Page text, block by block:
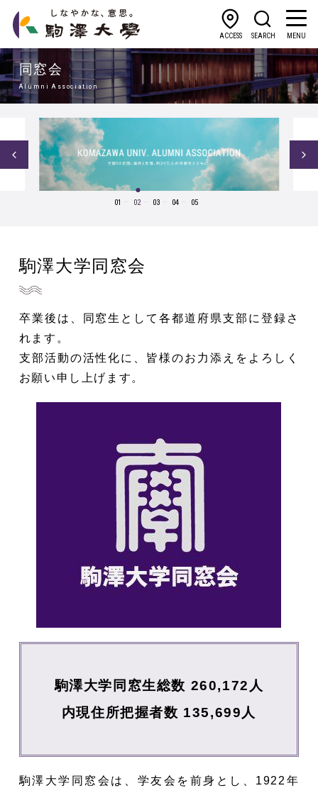
ACCESS SEARCH MENU
同窓会
Alumni Association
1 2 3 4 5
駒澤大学同窓会
卒業後は、同窓生として各都道府県支部に登録さ
れます。
支部活動の活性化に、皆様のお力添えをよろしく
お願い申し上げます。
駒澤大学同窓生総数 260,172人
内現住所把握者数 135,699人
駒澤大学同窓会は、学友会を前身とし、1922年